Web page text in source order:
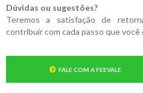
Dúvidas ou sugestões?
Teremos a satisfação de
contribuir com cada passo que
FALE COM A FEEVALE